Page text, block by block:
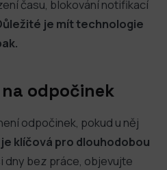
času, blokování notifikací
je mít technologie
odpočinek
odpočinek, pokud u něj
klíčová pro dlouhodobou
dny bez práce, objevujte